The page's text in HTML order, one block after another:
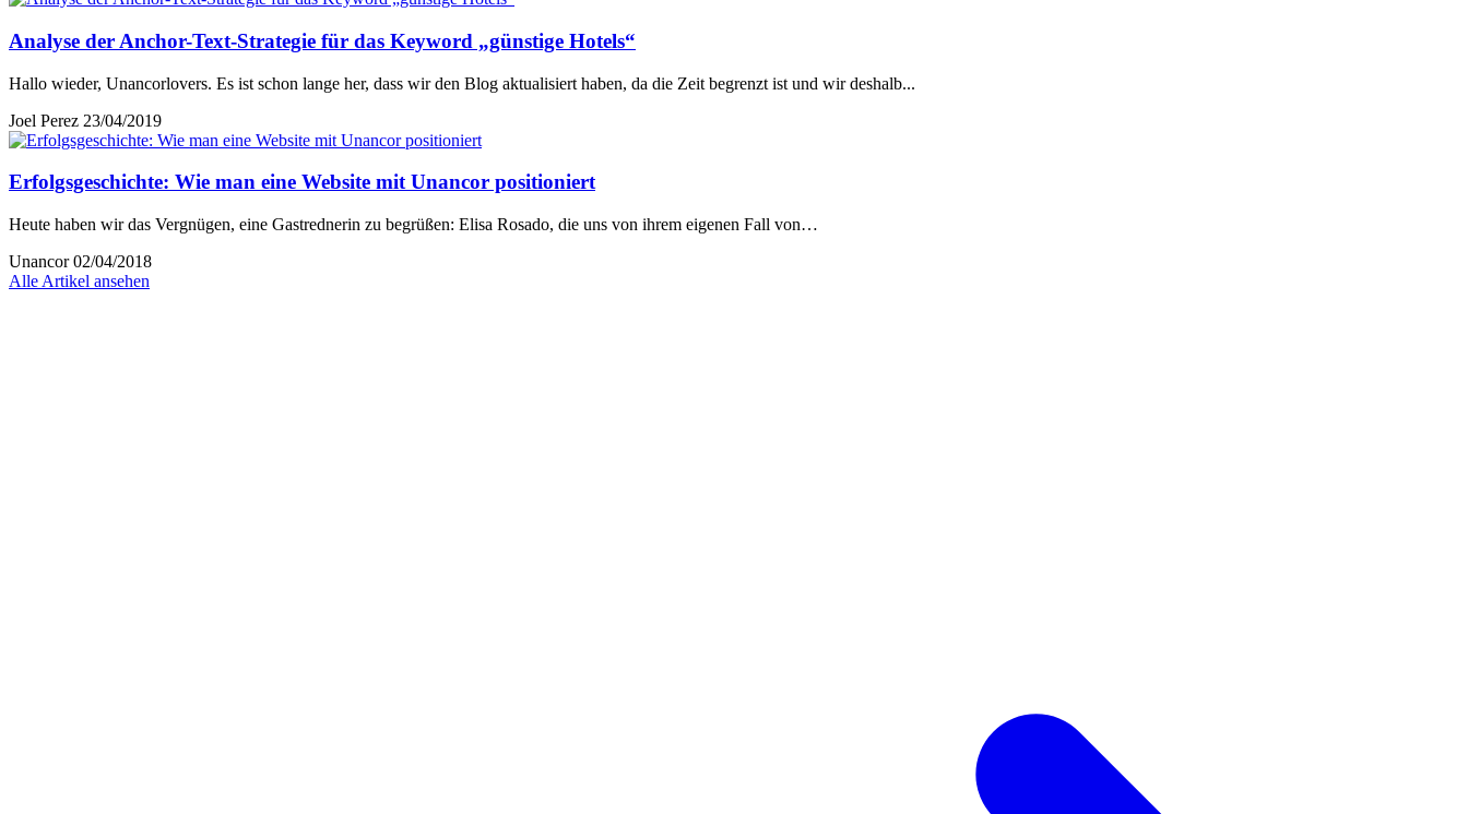
Analyse der Anchor-Text-Strategie für das Keyword „günstige Hotels“
Hallo wieder, Unancorlovers. Es ist schon lange her, dass wir den Blog aktualisiert haben, da die Zeit begrenzt ist und wir deshalb...
Joel Perez 23/04/2019
Erfolgsgeschichte: Wie man eine Website mit Unancor positioniert
Heute haben wir das Vergnügen, eine Gastrednerin zu begrüßen: Elisa Rosado, die uns von ihrem eigenen Fall von…
Unancor 02/04/2018
Alle Artikel ansehen